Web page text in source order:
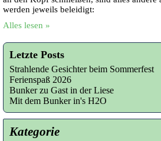
werden jeweils beleidigt:
Alles lesen »
Letzte Posts
Strahlende Gesichter beim Sommerfest
Ferienspaß 2026
Bunker zu Gast in der Liese
Mit dem Bunker in's H2O
Kategorie